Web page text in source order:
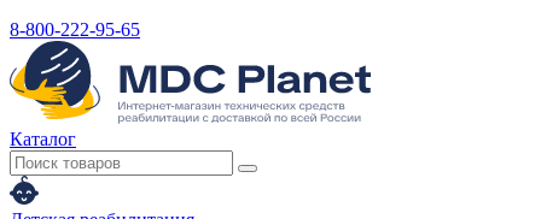
8-800-222-95-65
Каталог